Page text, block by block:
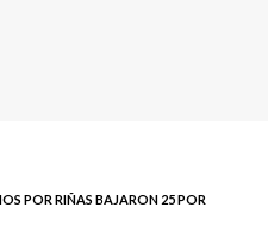
POR RIÑAS BAJARON 25 POR